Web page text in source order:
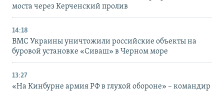
моста через Керченский пролив
14:18
ВМС Украины уничтожили российские объекты на
буровой установке «Сиваш» в Черном море
13:27
«На Кинбурне армия РФ в глухой обороне» – командир